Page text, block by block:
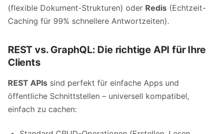
(flexible Dokument-Strukturen) oder Redis (Echtzeit-
Caching für 99% schnellere Antwortzeiten).
REST vs. GraphQL: Die richtige API für Ihre
Clients
REST APIs sind perfekt für einfache Apps und
öffentliche Schnittstellen – universell kompatibel,
einfach zu cachen: